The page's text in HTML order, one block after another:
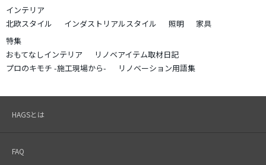
インテリア
北欧スタイル
インダストリアルスタイル 照明
家具
特集
おもてなしインテリア
リノベアイテム取材日記
プロのキモチ -施工現場から-
リノベーション用語集
HAGSとは
FAQ